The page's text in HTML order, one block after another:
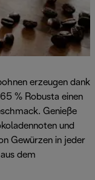
erzeugen dank
% Robusta einen
Genieße
und
Gewürzen in jeder
dem